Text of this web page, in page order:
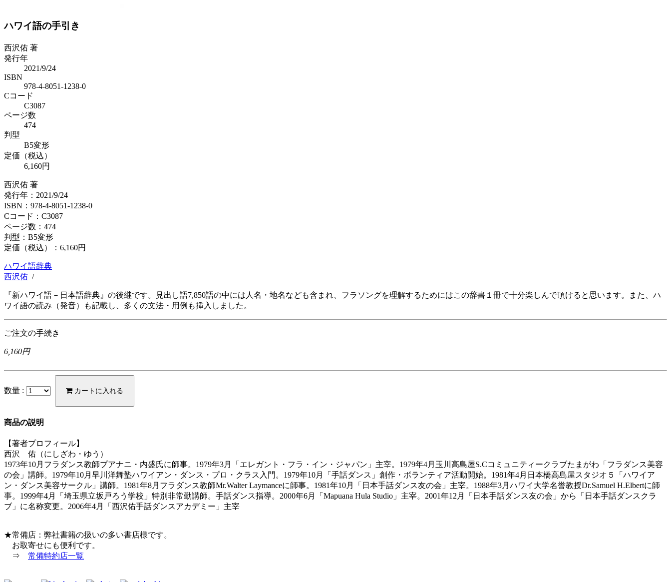
ハワイ語の手引き
西沢佑 著
発行年
2021/9/24
ISBN
978-4-8051-1238-0
Cコード
C3087
ページ数
474
判型
B5変形
定価（税込）
6,160円
西沢佑 著
発行年：2021/9/24
ISBN：978-4-8051-1238-0
Cコード：C3087
ページ数：474
判型：B5変形
定価（税込）： 6,160円
ハワイ語辞典
西沢佑 /
『新ハワイ語－日本語辞典』の後継です。見出し語7,850語の中には人名・地名なども含まれ、フラソングを理解するためにはこの辞書１冊で十分楽しんで頂けると思います。また、ハ
ワイ語の読み（発音）も記載し、多くの文法・用例も挿入しました。
ご注文の手続き
6,160円
数量 : カートに入れる
商品の説明
【著者プロフィール】
西沢 佑（にしざわ・ゆう）
1973年10月フラダンス教師プアナニ・内盛氏に師事。1979年3月「エレガント・フラ・イン・ジャパン」主宰。1979年4月玉川高島屋S.Cコミュニティークラブたまがわ「フラダンス美容
の会」講師。1979年10月早川洋舞塾ハワイアン・ダンス・プロ・クラス入門。1979年10月「手話ダンス」創作・ボランティア活動開始。1981年4月日本橋高島屋スタジオ５「ハワイア
ン・ダンス美容サークル」講師。1981年8月フラダンス教師Mr.Walter Laymanceに師事。1981年10月「日本手話ダンス友の会」主宰。1988年3月ハワイ大学名誉教授Dr.Samuel H.Elbertに師
事。1999年4月「埼玉県立坂戸ろう学校」特別非常勤講師。手話ダンス指導。2000年6月「Mapuana Hula Studio」主宰。2001年12月「日本手話ダンス友の会」から「日本手話ダンスクラ
ブ」に名称変更。2006年4月「西沢佑手話ダンスアカデミー」主宰
★常備店：弊社書籍の扱いの多い書店様です。
お取寄せにも便利です。
⇒ 常備特約店一覧